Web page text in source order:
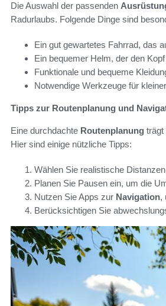
Die Auswahl der passenden
Radurlaubs. Folgende Dinge sind
Ein gut gewartetes Fahrrad, das
Ein bequemer Helm, der den
Funktionale und bequeme
Notwendige Werkzeuge für
Tipps zur Routenplanung und
Eine durchdachte Routenplanung trägt
Hier sind einige nützliche Tipps:
Wählen Sie realistische
Planen Sie Pausen ein, um die
Nutzen Sie Apps zur Navigation,
Berücksichtigen Sie